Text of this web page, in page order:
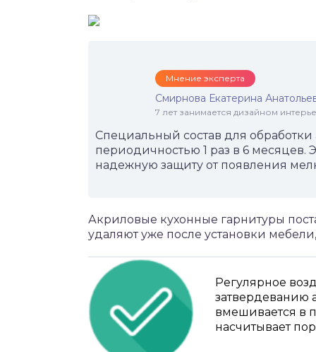
Мнение эксперта
Смирнова Екатерина
7 лет занимается дизайном
Специальный состав для
периодичностью 1 раз в 6 месяцев.
надежную защиту от появления
Акриловые кухонные гарнитуры
удаляют уже после установки
Регулярное
затвердеванию
вмешивается в
насчитывает